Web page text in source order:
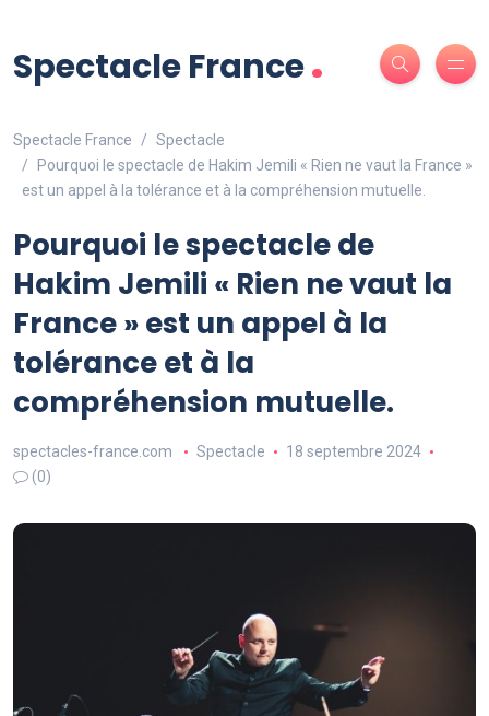
Spectacle France.
Spectacle France
Spectacle
Pourquoi le spectacle de Hakim Jemili « Rien ne vaut la France »
est un appel à la tolérance et à la compréhension mutuelle.
Pourquoi le spectacle de
Hakim Jemili « Rien ne vaut la
France » est un appel à la
tolérance et à la
compréhension mutuelle.
spectacles-france.com Spectacle
18 septembre 2024
(0)